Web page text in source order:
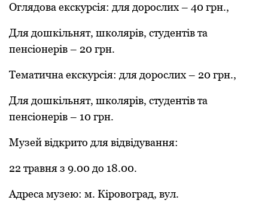
Оглядова екскурсія: для дорослих – 40 грн.,
Для дошкільнят, школярів, студентів та
пенсіонерів – 20 грн.
Тематична екскурсія: для дорослих – 20 грн.,
Для дошкільнят, школярів, студентів та
пенсіонерів – 10 грн.
Музей відкрито для відвідування:
22 травня з 9.00 до 18.00.
Адреса музею: м. Кіровоград, вул.